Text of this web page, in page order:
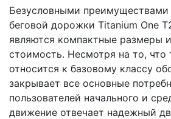
Безусловными преимуществами
беговой дорожки Titanium One
являются компактные размеры
стоимость. Несмотря на то, что
относится к базовому классу
закрывает все основные
пользователей начального и
движение отвечает надежный